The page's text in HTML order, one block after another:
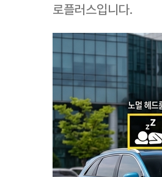
로플러스입니다.